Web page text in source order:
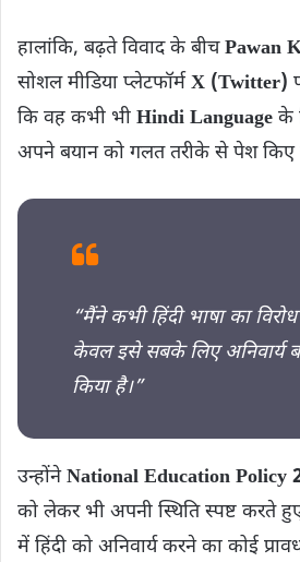
हालांकि, बढ़ते विवाद के बीचPawan
सोशल मीडिया प्लेटफॉर्म X (Twitter)
कि वह कभी भी Hindi Language के
अपने बयान को गलत तरीके से पेश किए
“मैंने कभी हिंदी भाषा का
केवल इसे सबके लिए अनिवार्य
किया है।”
उन्होंनेNational Education Policy
को लेकर भी अपनी स्थिति स्पष्ट करते
में हिंदी को अनिवार्य करने का कोई